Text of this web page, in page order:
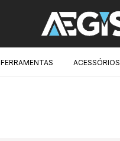
FERRAMENTAS ACESSÓRIOS